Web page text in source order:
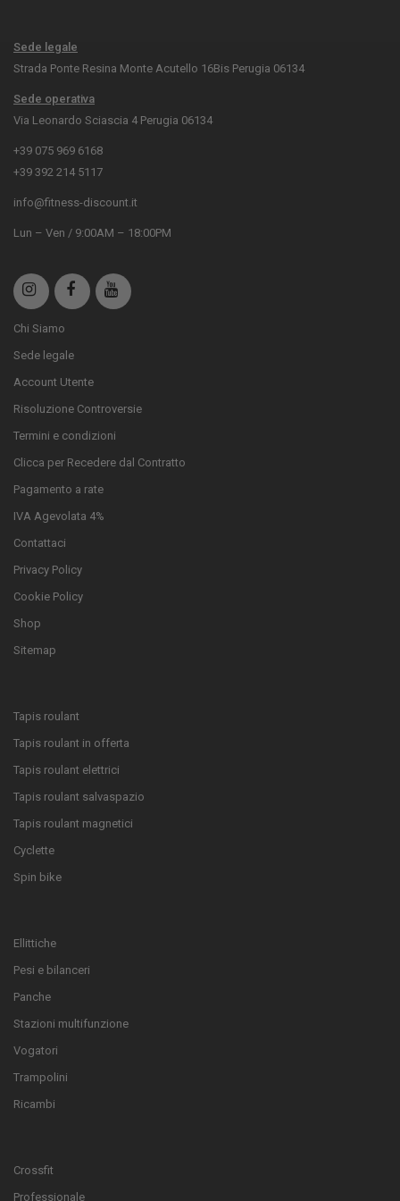
Sede legale
Strada Ponte Resina Monte Acutello 16Bis Perugia 06134
Sede operativa
Via Leonardo Sciascia 4 Perugia 06134
+39 075 969 6168
+39 392 214 5117
info@fitness-discount.it
Lun – Ven / 9:00AM – 18:00PM
Chi Siamo
Sede legale
Account Utente
Risoluzione Controversie
Termini e condizioni
Clicca per Recedere dal Contratto
Pagamento a rate
IVA Agevolata 4%
Contattaci
Privacy Policy
Cookie Policy
Shop
Sitemap
Tapis roulant
Tapis roulant in offerta
Tapis roulant elettrici
Tapis roulant salvaspazio
Tapis roulant magnetici
Cyclette
Spin bike
Ellittiche
Pesi e bilanceri
Panche
Stazioni multifunzione
Vogatori
Trampolini
Ricambi
Crossfit
Professionale